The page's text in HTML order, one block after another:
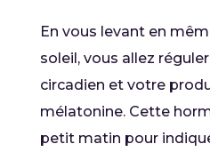
En vous levant en
soleil, vous allez
circadien et votre
mélatonine. Cette
petit matin pour